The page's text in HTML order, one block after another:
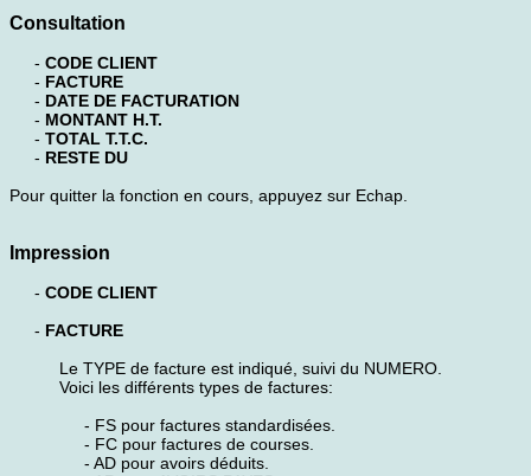
Consultation
- CODE CLIENT
- FACTURE
- DATE DE FACTURATION
- MONTANT H.T.
- TOTAL T.T.C.
- RESTE DU
Pour quitter la fonction en cours, appuyez sur Echap.
Impression
- CODE CLIENT
- FACTURE
Le TYPE de facture est indiqué, suivi du NUMERO.
Voici les différents types de factures:
- FS pour factures standardisées.
- FC pour factures de courses.
- AD pour avoirs déduits.